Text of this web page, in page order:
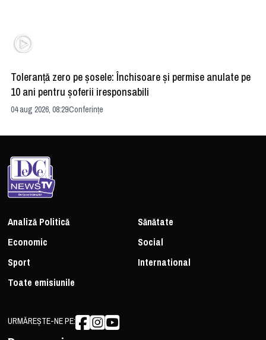
Toleranță zero pe șosele: Închisoare și permise anulate pe
10 ani pentru șoferii iresponsabili
04 aug 2026, 08:29Conferințe
Analiză Politică
Sănătate
Economic
Social
Sport
International
Toate emisiunile
URMĂREȘTE-NE PE: